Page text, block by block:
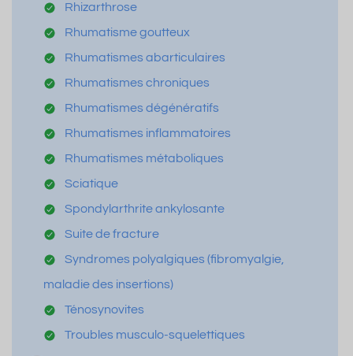
Rhizarthrose
Rhumatisme goutteux
Rhumatismes abarticulaires
Rhumatismes chroniques
Rhumatismes dégénératifs
Rhumatismes inflammatoires
Rhumatismes métaboliques
Sciatique
Spondylarthrite ankylosante
Suite de fracture
Syndromes polyalgiques (fibromyalgie,
maladie des insertions)
Ténosynovites
Troubles musculo-squelettiques